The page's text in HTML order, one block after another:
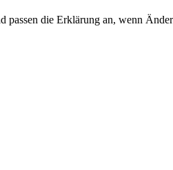
die Erklärung an, wenn